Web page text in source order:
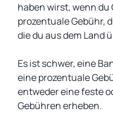
haben wirst, wenn du
prozentuale Gebühr,
die du aus dem Land
Es ist schwer, eine
eine prozentuale
entweder eine feste
Gebühren erheben.